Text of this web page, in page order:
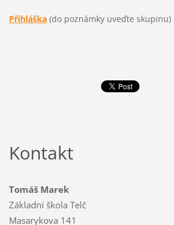
Přihláška (do poznámky uveďte skupinu)
Kontakt
Tomáš Marek
Základní škola Telč
Masarykova 141